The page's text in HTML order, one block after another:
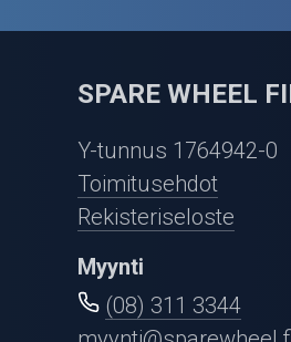
SPARE WHEEL
Y-tunnus 1764942-0
Toimitusehdot
Rekisteriseloste
Myynti
(08) 311 3344